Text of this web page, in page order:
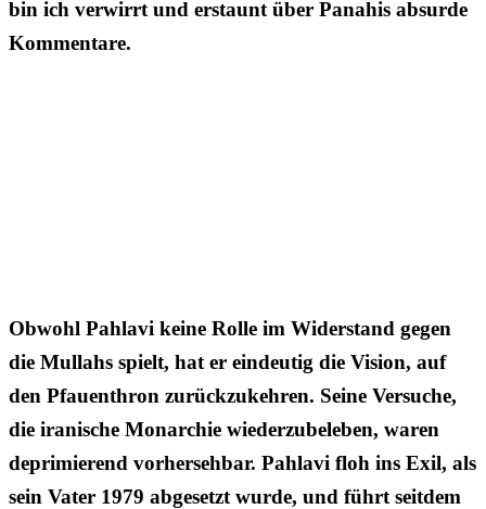
bin ich verwirrt und erstaunt über Panahis absurde
Kommentare.
Obwohl Pahlavi keine Rolle im Widerstand gegen
die Mullahs spielt, hat er eindeutig die Vision, auf
den Pfauenthron zurückzukehren. Seine Versuche,
die iranische Monarchie wiederzubeleben, waren
deprimierend vorhersehbar. Pahlavi floh ins Exil, als
sein Vater 1979 abgesetzt wurde, und führt seitdem